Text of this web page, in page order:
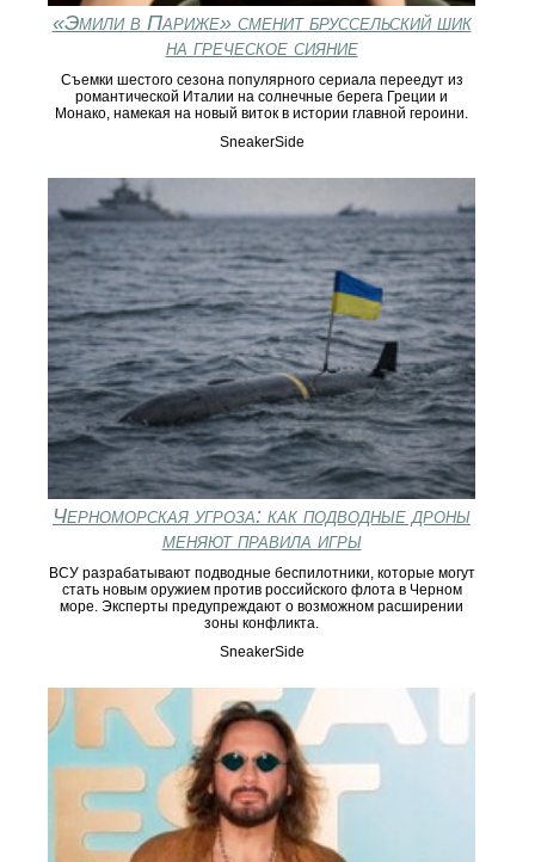
«Эмили в Париже» сменит бруссельский шик
на греческое сияние
Съемки шестого сезона популярного сериала переедут из
романтической Италии на солнечные берега Греции и
Монако, намекая на новый виток в истории главной героини.
SneakerSide
Черноморская угроза: как подводные дроны
меняют правила игры
ВСУ разрабатывают подводные беспилотники, которые могут
стать новым оружием против российского флота в Черном
море. Эксперты предупреждают о возможном расширении
зоны конфликта.
SneakerSide